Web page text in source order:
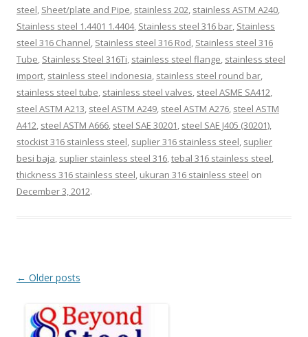
steel, Sheet/plate and Pipe, stainless 202, stainless ASTM A240,
Stainless steel 1.4401 1.4404, Stainless steel 316 bar, Stainless
steel 316 Channel, Stainless steel 316 Rod, Stainless steel 316
Tube, Stainless Steel 316Ti, stainless steel flange, stainless steel
import, stainless steel indonesia, stainless steel round bar,
stainless steel tube, stainless steel valves, steel ASME SA412,
steel ASTM A213, steel ASTM A249, steel ASTM A276, steel ASTM
A412, steel ASTM A666, steel SAE 30201, steel SAE J405 (30201),
stockist 316 stainless steel, suplier 316 stainless steel, suplier
besi baja, suplier stainless steel 316,tebal 316 stainless steel,
thickness 316 stainless steel, ukuran 316 stainless steel on
December 3, 2012.
Post
← Older posts